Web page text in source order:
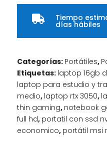
 Tiempo
días hábiles
Categorías: Portátiles,
Etiquetas: laptop 16gb
laptop para estudio y
medio, laptop rtx 3050,
thin gaming, notebook
full hd, portatil con ssd
economico, portátil msi